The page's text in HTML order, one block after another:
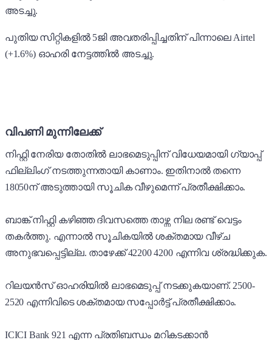
അടച്ചു.
പുതിയ സിറ്റികളിൽ 5ജി അവതരിപ്പിച്ചതിന് പിന്നാലെ Airtel
(+1.6%) ഓഹരി നേട്ടത്തിൽ അടച്ചു.
വിപണി മുന്നിലേക്ക്
നിഫ്റ്റി നേരിയ തോതിൽ ലാഭമെടുപ്പിന് വിധേയമായി ഗ്യാപ്പ്
ഫില്ലിംഗ് നടത്തുന്നതായി കാണാം. ഇതിനാൽ തന്നെ
18050ന് അടുത്തായി സൂചിക വീഴുമെന്ന് പ്രതീക്ഷിക്കാം.
ബാങ്ക് നിഫ്റ്റി കഴിഞ്ഞ ദിവസത്തെ താഴ്ന്ന നില രണ്ട് വെട്ടം
തകർത്തു. എന്നാൽ സൂചികയിൽ ശക്തമായ വീഴ്ച
അനുഭവപ്പെട്ടില്ല. താഴേക്ക് 42200 4200 എന്നിവ ശ്രദ്ധിക്കുക.
റിലയൻസ് ഓഹരിയിൽ ലാഭമെടുപ്പ് നടക്കുകയാണ്. 2500-
2520 എന്നിവിടെ ശക്തമായ സപ്പോർട്ട് പ്രതീക്ഷിക്കാം.
ICICI Bank 921 എന്ന പ്രതിബന്ധം മറികടക്കാൻ